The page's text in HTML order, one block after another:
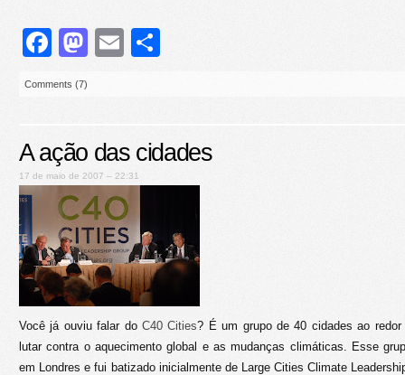
Facebook
Mastodon
Email
Comments (7)
A ação das cidades
17 de maio de 2007 – 22:31
Você já ouviu falar do C40 Cities? É um grupo de 40 cidades ao
lutar contra o aquecimento global e as mudanças climáticas. Esse
em Londres e fui batizado inicialmente de Large Cities Climate